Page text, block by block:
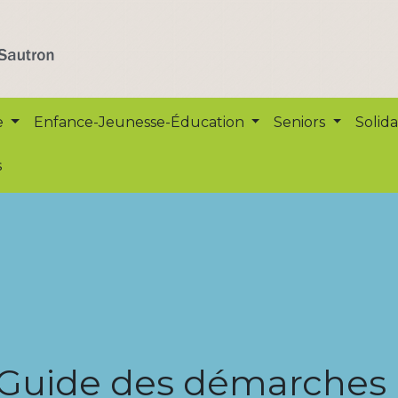
Enfance-Jeunesse-Éducation Seniors
des démarches